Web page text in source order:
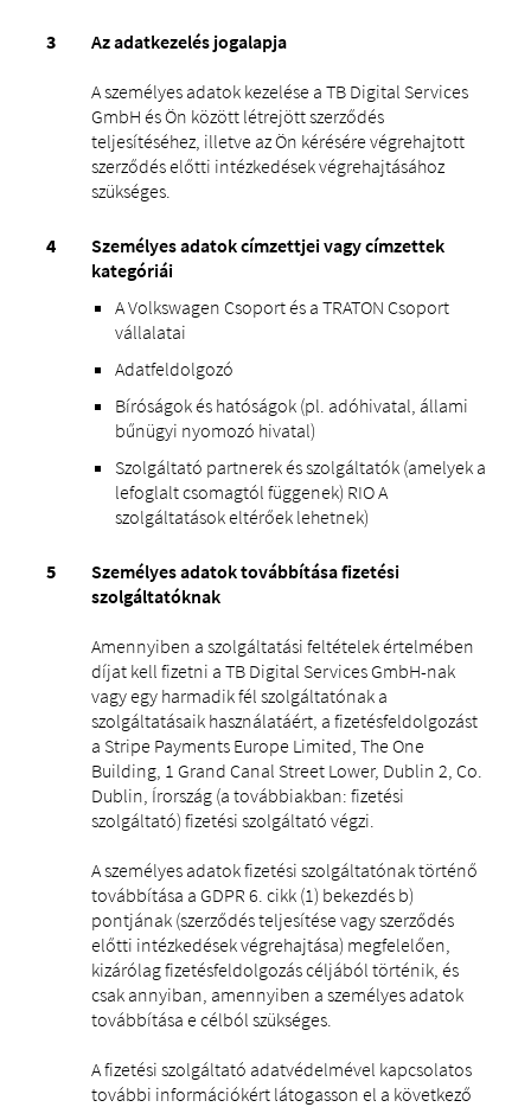
Az adatkezelés jogalapja
A személyes adatok kezelése a TB Digital Services
GmbH és Ön között létrejött szerződés
teljesítéséhez, illetve az Ön kérésére végrehajtott
szerződés előtti intézkedések végrehajtásához
szükséges.
Személyes adatok címzettjei vagy címzettek
kategóriái
A Volkswagen Csoport és a TRATON Csoport
vállalatai
Adatfeldolgozó
Bíróságok és hatóságok (pl. adóhivatal, állami
bűnügyi nyomozó hivatal)
Szolgáltató partnerek és szolgáltatók (amelyek a
lefoglalt csomagtól függenek) RIO A
szolgáltatások eltérőek lehetnek)
Személyes adatok továbbítása fizetési
szolgáltatóknak
Amennyiben a szolgáltatási feltételek értelmében
díjat kell fizetni a TB Digital Services GmbH-nak
vagy egy harmadik fél szolgáltatónak a
szolgáltatásaik használatáért, a fizetésfeldolgozást
a Stripe Payments Europe Limited, The One
Building, 1 Grand Canal Street Lower, Dublin 2, Co.
Dublin, Írország (a továbbiakban: fizetési
szolgáltató) fizetési szolgáltató végzi.
A személyes adatok fizetési szolgáltatónak történő
továbbítása a GDPR 6. cikk (1) bekezdés b)
pontjának (szerződés teljesítése vagy szerződés
előtti intézkedések végrehajtása) megfelelően,
kizárólag fizetésfeldolgozás céljából történik, és
csak annyiban, amennyiben a személyes adatok
továbbítása e célból szükséges.
A fizetési szolgáltató adatvédelmével kapcsolatos
további információkért látogasson el a következő